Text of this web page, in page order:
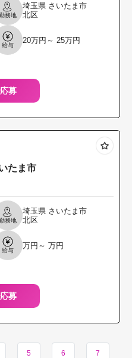
務地
埼玉県 さいたま市
北区
給与
20万円～ 25万円
募
たま市
務地
埼玉県 さいたま市
北区
給与
万円～ 万円
募
5 6 7